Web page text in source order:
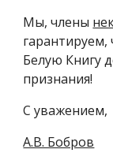
Мы, члены
Белую Книгу
признания!
С уважением,
А.В. Бобров